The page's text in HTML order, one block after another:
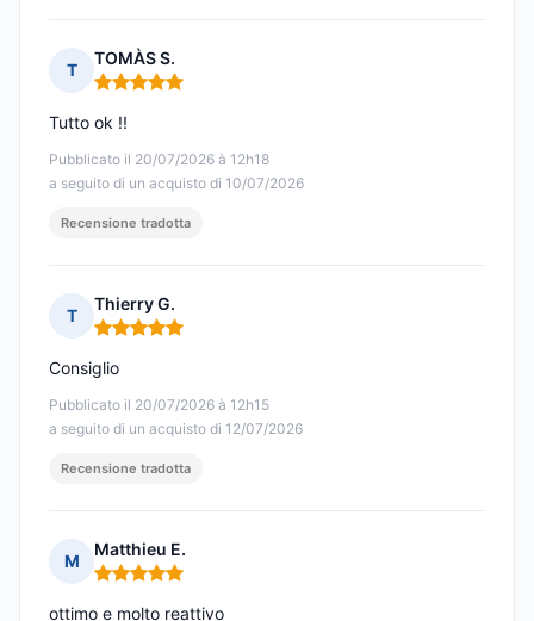
T
TOMÀS S.
Nota: 5 su 5
Pubblicato il 20/07/2026 à 12h18
a seguito di un acquisto di 10/07/2026
Tutto ok !!
Recensione tradotta
T
Thierry G.
Nota: 5 su 5
Pubblicato il 20/07/2026 à 12h15
a seguito di un acquisto di 12/07/2026
Consiglio
Recensione tradotta
M
Matthieu E.
Nota: 5 su 5
ottimo e molto reattivo